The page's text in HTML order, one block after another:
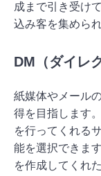
成まで引き受け
込み客を集めら
DM（ダイレ
紙媒体やメール
得を目指します
を行ってくれる
能を選択できま
を作成してくれ